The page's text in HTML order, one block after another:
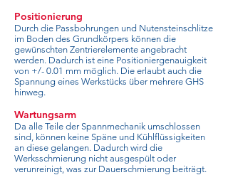
Positionierung
Durch die Passbohrungen und Nutensteinschlitze
im Boden des Grundkörpers können die
gewünschten Zentrierelemente angebracht
werden. Dadurch ist eine Positioniergenauigkeit
von +/- 0.01 mm möglich. Die erlaubt auch die
Spannung eines Werkstücks über mehrere GHS
hinweg.
Wartungsarm
Da alle Teile der Spannmechanik umschlossen
sind, können keine Späne und Kühlflüssigkeiten
an diese gelangen. Dadurch wird die
Werksschmierung nicht ausgespült oder
verunreinigt, was zur Dauerschmierung beiträgt.